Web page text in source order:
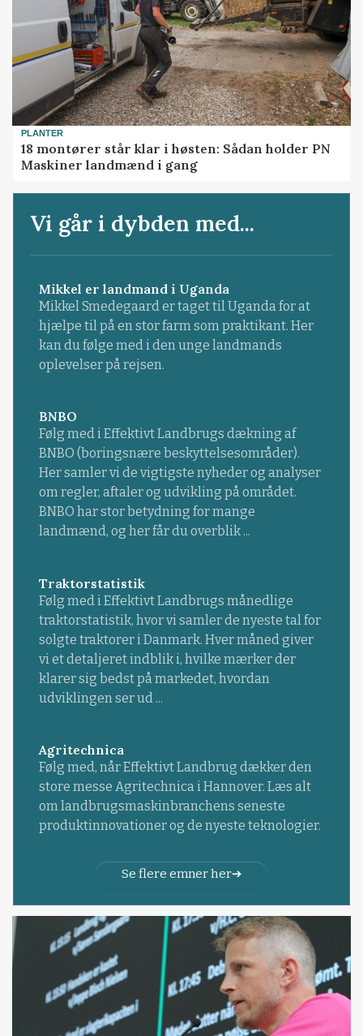
PLANTER
18 montører står klar i høsten: Sådan holder PN
Maskiner landmænd i gang
Vi går i dybden med...
Mikkel er landmand i Uganda
Mikkel Smedegaard er taget til Uganda for at
hjælpe til på en stor farm som praktikant. Her
kan du følge med i den unge landmands
oplevelser på rejsen.
BNBO
Følg med i Effektivt Landbrugs dækning af
BNBO (boringsnære beskyttelsesområder).
Her samler vi de vigtigste nyheder og analyser
om regler, aftaler og udvikling på området.
BNBO har stor betydning for mange
landmænd, og her får du overblik ...
Traktorstatistik
Følg med i Effektivt Landbrugs månedlige
traktorstatistik, hvor vi samler de nyeste tal for
solgte traktorer i Danmark. Hver måned giver
vi et detaljeret indblik i, hvilke mærker der
klarer sig bedst på markedet, hvordan
udviklingen ser ud ...
Agritechnica
Følg med, når Effektivt Landbrug dækker den
store messe Agritechnica i Hannover. Læs alt
om landbrugsmaskinbranchens seneste
produktinnovationer og de nyeste teknologier.
Se flere emner her